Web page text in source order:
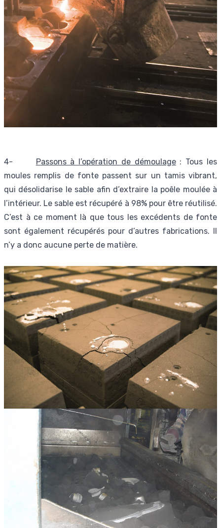
4- Passons à l’opération de démoulage: Tous les
moules remplis de fonte passent sur un tamis vibrant,
qui désolidarise le sable afin d’extraire la poêle moulée à
l’intérieur. Le sable est récupéré à 98% pour être réutilisé.
C’est à ce moment là que tous les excédents de fonte
sont également récupérés pour d’autres fabrications. Il
n’y a donc aucune perte de matière.